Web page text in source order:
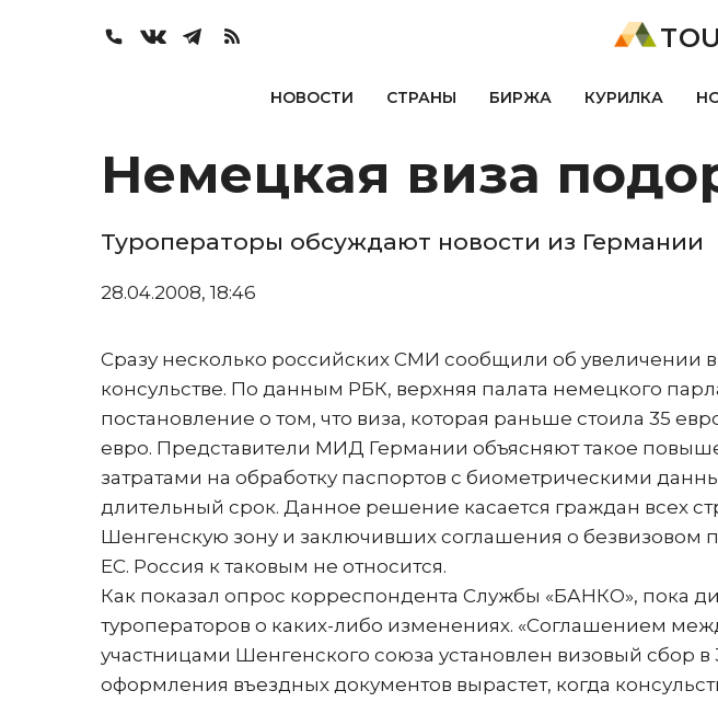
НОВОСТИ СТРАНЫ БИРЖА КУРИЛКА
Немецкая виза
Туроператоры обсуждают новости из Германии
28.04.2008, 18:46
Сразу несколько российских СМИ сообщили об увеличении
консульстве. По данным РБК, верхняя палата немецкого
постановление о том, что виза, которая раньше стоила 35
евро. Представители МИД Германии объясняют такое
затратами на обработку паспортов с биометрическими
длительный срок. Данное решение касается граждан всех
Шенгенскую зону и заключивших соглашения о безвизовом
ЕС. Россия к таковым не относится.
Как показал опрос корреспондента Службы «БАНКО», пока
туроператоров о каких-либо изменениях. «Соглашением
участницами Шенгенского союза установлен визовый сбор
оформления въездных документов вырастет, когда